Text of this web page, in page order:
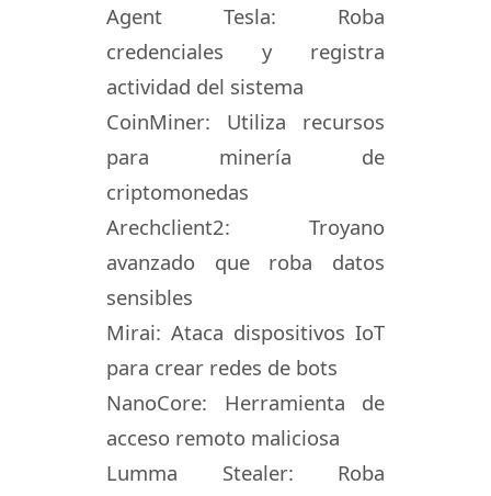
Agent Tesla: Roba
credenciales y registra
actividad del sistema
CoinMiner: Utiliza recursos
para minería de
criptomonedas
Arechclient2: Troyano
avanzado que roba datos
sensibles
Mirai: Ataca dispositivos IoT
para crear redes de bots
NanoCore: Herramienta de
acceso remoto maliciosa
Lumma Stealer: Roba